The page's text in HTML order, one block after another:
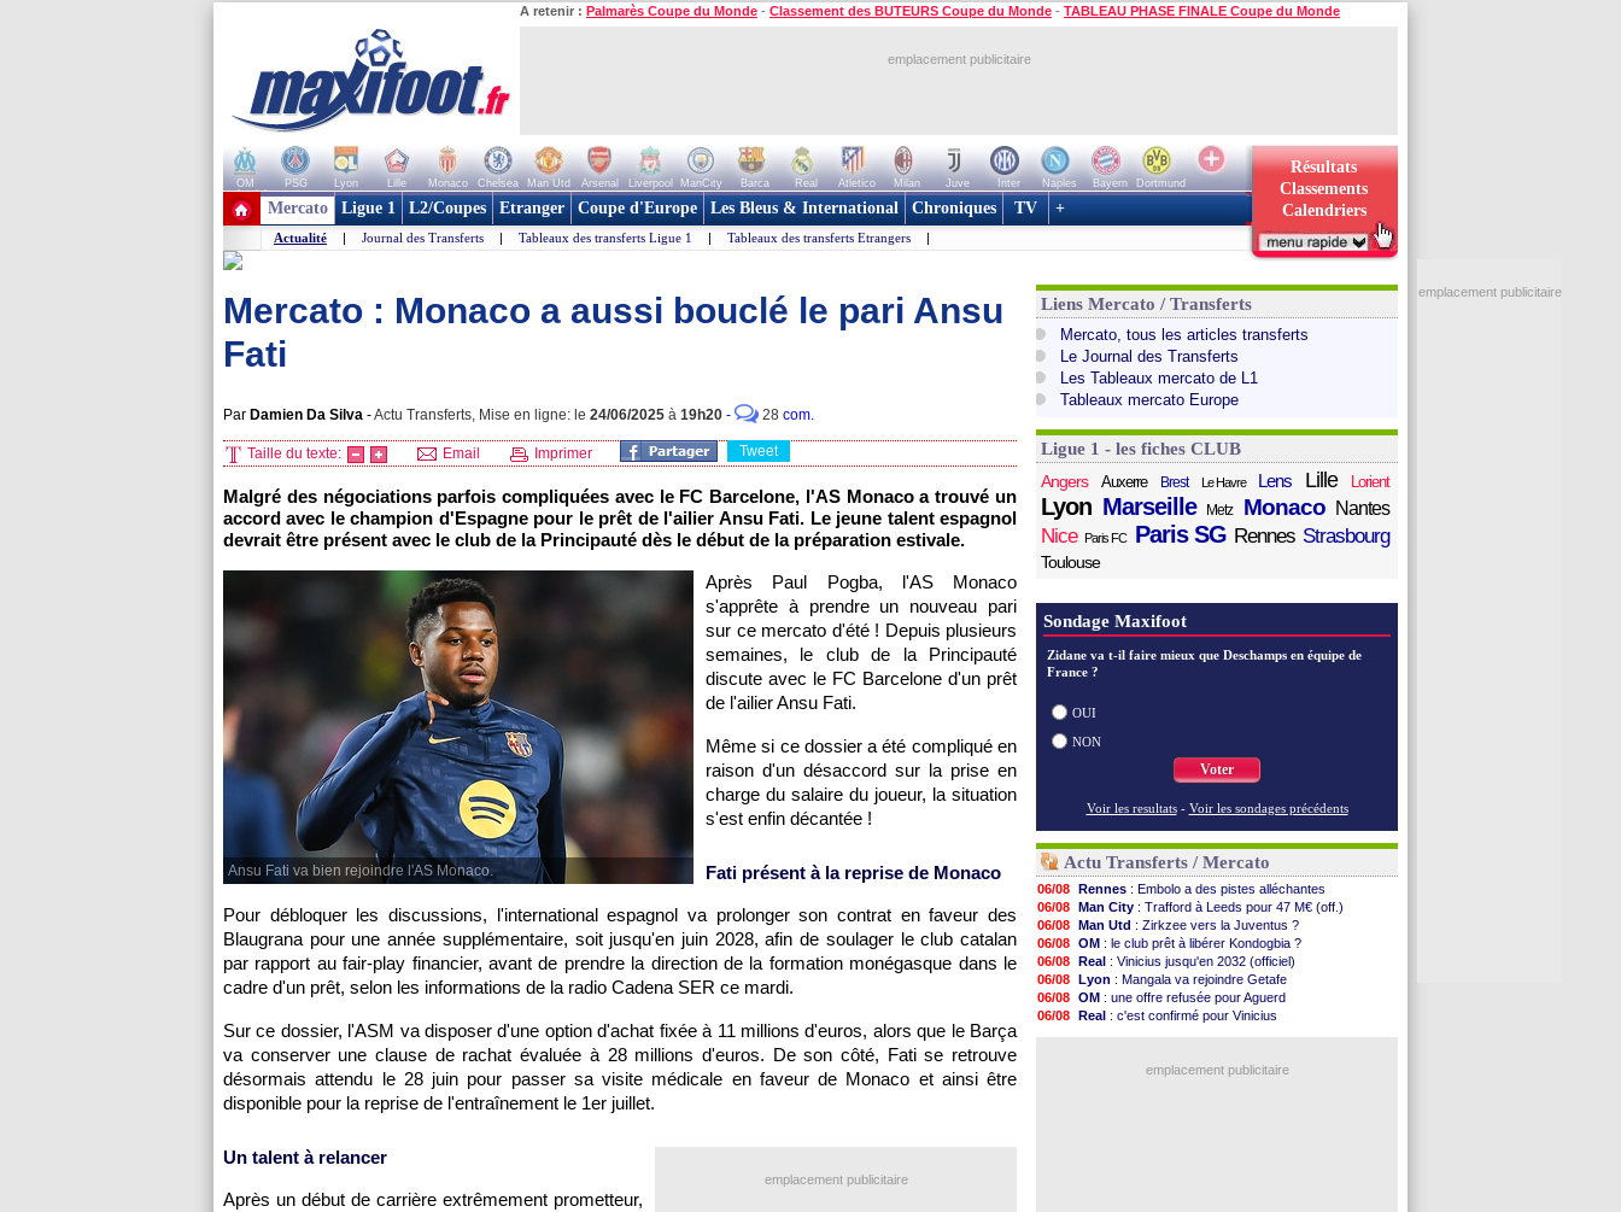
A retenir : Palmarès Coupe du Monde - Classement des BUTEURS Coupe du Monde - TABLEAU PHASE FINALE Coupe du Monde
emplacement publicitaire
OM PSG Lyon Lille Monaco Chelsea Man Utd Arsenal Liverpool ManCity Barca Real Atletico Milan Juve Inter Naples Bayern
Dortmund
+ de clubs
Résultats
Classements
Calendriers
Mercato Ligue 1 L2/Coupes Etranger Coupe d'Europe Les Bleus & International Chroniques TV +
Actualité | Journal des Transferts | Tableaux des transferts Ligue 1 | Tableaux des transferts Etrangers |
Mercato : Monaco a aussi bouclé le pari Ansu
Fati
Par Damien Da Silva -Actu Transferts, Mise en ligne: le 24/06/2025 à 19h20 - 28 com.
Taille du texte: Email Imprimer Tweet
Malgré des négociations parfois compliquées avec le FC Barcelone, l'AS Monaco a trouvé un
accord avec le champion d'Espagne pour le prêt de l'ailier Ansu Fati. Le jeune talent espagnol
devrait être présent avec le club de la Principauté dès le début de la préparation estivale.
Ansu Fati va bien rejoindre l'AS Monaco.
Après Paul Pogba, l'AS Monaco
s'apprête à prendre un nouveau pari
sur ce mercato d'été ! Depuis plusieurs
semaines, le club de la Principauté
discute avec le FC Barcelone d'un prêt
de l'ailier Ansu Fati.
Même si ce dossier a été compliqué en
raison d'un désaccord sur la prise en
charge du salaire du joueur, la situation
s'est enfin décantée !
Fati présent à la reprise de Monaco
Pour débloquer les discussions, l'international espagnol va prolonger son contrat en faveur des
Blaugrana pour une année supplémentaire, soit jusqu'en juin 2028, afin de soulager le club catalan
par rapport au fair-play financier, avant de prendre la direction de la formation monégasque dans le
cadre d'un prêt, selon les informations de la radio Cadena SER ce mardi.
Sur ce dossier, l'ASM va disposer d'une option d'achat fixée à 11 millions d'euros, alors que le Barça
va conserver une clause de rachat évaluée à 28 millions d'euros. De son côté, Fati se retrouve
désormais attendu le 28 juin pour passer sa visite médicale en faveur de Monaco et ainsi être
disponible pour la reprise de l'entraînement le 1er juillet.
emplacement publicitaire
Un talent à relancer
Après un début de carrière extrêmement prometteur,
Liens Mercato / Transferts
Mercato, tous les articles transferts
Le Journal des Transferts
Les Tableaux mercato de L1
Tableaux mercato Europe
Ligue 1 - les fiches CLUB
Angers
Auxerre Brest Le Havre Lens Lille Lorient
Lyon Marseille Metz Monaco Nantes
Nice Paris FC Paris SG Rennes Strasbourg
Toulouse
Sondage Maxifoot
Zidane va t-il faire mieux que Deschamps en équipe de
France ?
OUI
NON
Voter
Voir les resultats - Voir les sondages précédents
Actu Transferts / Mercato
06/08 Rennes : Embolo a des pistes alléchantes
06/08 Man City : Trafford à Leeds pour 47 M€ (off.)
06/08 Man Utd : Zirkzee vers la Juventus ?
06/08 OM : le club prêt à libérer Kondogbia ?
06/08 Real : Vinicius jusqu'en 2032 (officiel)
06/08 Lyon : Mangala va rejoindre Getafe
06/08 OM : une offre refusée pour Aguerd
06/08 Real : c'est confirmé pour Vinicius
: une offre pour Bulka
emplacement publicitaire
emplacement publicitaire